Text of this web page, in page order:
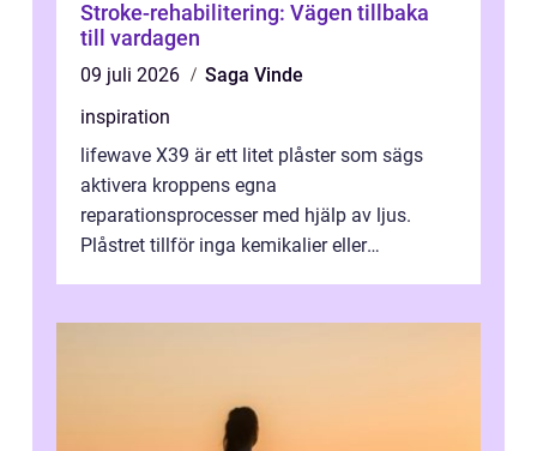
Stroke-rehabilitering: Vägen tillbaka
till vardagen
09 juli 2026
Saga Vinde
inspiration
lifewave X39 är ett litet plåster som sägs
aktivera kroppens egna
reparationsprocesser med hjälp av ljus.
Plåstret tillför inga kemikalier eller